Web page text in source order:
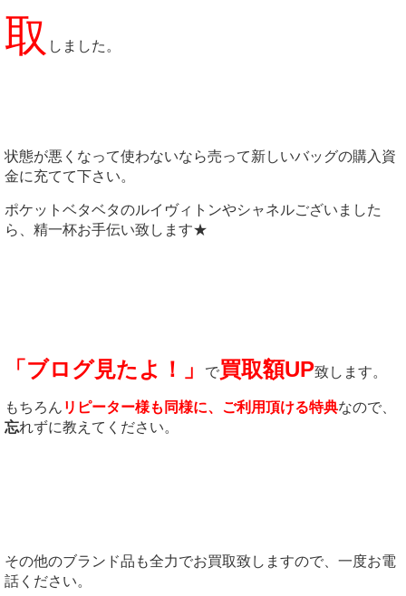
取 しました。
状態が悪くなって使わないなら売って新しいバッグの購入資
金に充てて下さい。
ポケットベタベタのルイヴィトンやシャネルございました
ら、精一杯お手伝い致します★
「ブログ見たよ！」 で買取額UP致します。
もちろん リピーター様も同様に、ご利用頂ける特典なので、
忘れずに教えてください。
その他のブランド品も全力でお買取致しますので、一度お電
話ください。